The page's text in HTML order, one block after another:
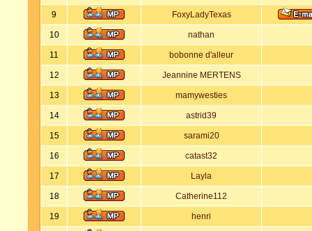
9 FoxyLadyTexas
10 nathan
11 bobonne d'alleur
12 Jeannine MERTENS
13 mamywesties
14 astrid39
15 sarami20
16 catast32
17 Layla
18 Catherine112
19 henri